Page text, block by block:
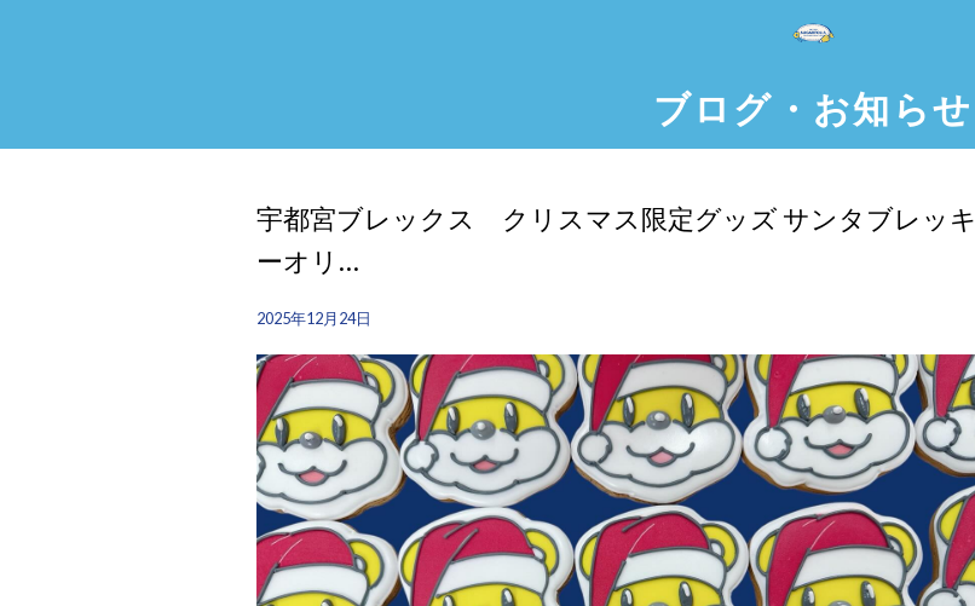
ブログ・お知らせ
宇都宮ブレックス クリスマス限定グッズ サンタブレッキ
ーオリ…
2025年12月24日